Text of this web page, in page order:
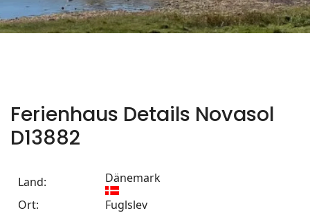
Ferienhaus Details Novasol
D13882
Land:
Dänemark
Ort:
Fuglslev